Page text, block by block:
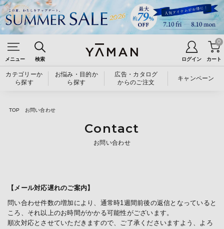
メニュー 検索 ログイン カート
0
カテゴリーか
ら探す
お悩み・目的か
ら探す
広告・カタログ
からのご注文
キャンペーン
TOP お問い合わせ
Contact
お問い合わせ
【メール対応遅れのご案内】
問い合わせ件数の増加により、通常時1週間前後の返信となっていると
ころ、それ以上のお時間がかかる可能性がございます。
順次対応とさせていただきますので、ご了承くださいますよう、よろ